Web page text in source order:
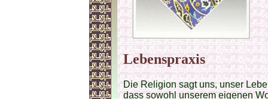
Lebenspraxis
Die Religion sagt uns, unser
dass sowohl unserem eigenen